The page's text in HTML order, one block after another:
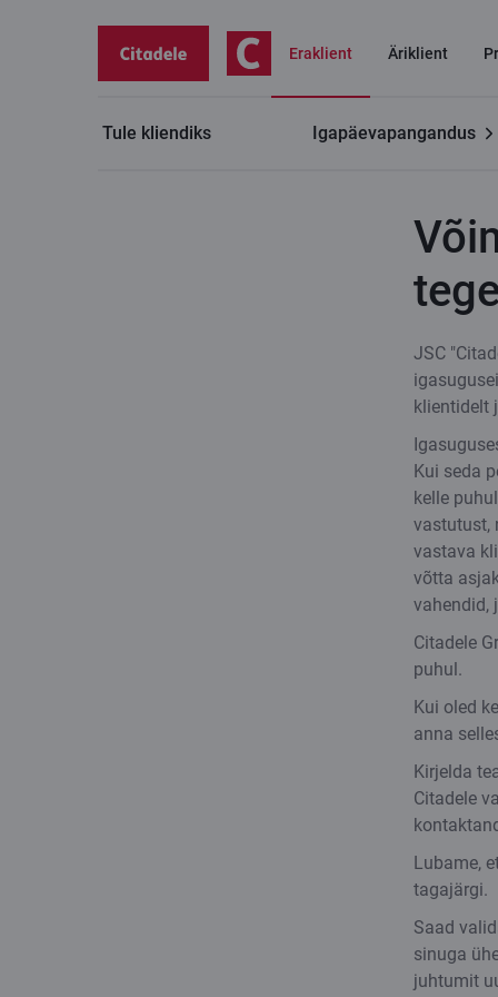
Eraklient Äriklient
Tule kliendiks Igapäevapangandus
JSC
klientidelt
Kui seda
kelle
vastutust,
vastava
võtta
vahendid,
Citadele
puhul.
Kui oled
anna
Kirjelda
Citadele
Lubame,
tagajärgi.
Saad
sinuga
juhtumit